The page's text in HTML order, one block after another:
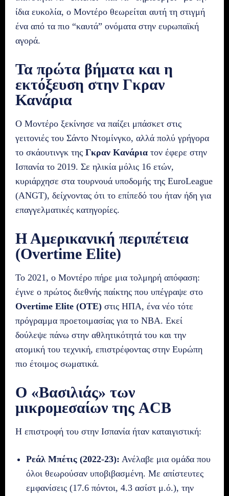
ίδια ευκολία, ο Μοντέρο θεωρείται αυτή τη στιγμή
ένα από τα πιο “καυτά” ονόματα στην ευρωπαϊκή
αγορά.
Τα πρώτα βήματα και η
εκτόξευση στην Γκραν
Κανάρια
Ο Μοντέρο ξεκίνησε να παίζει μπάσκετ στις
γειτονιές του Σάντο Ντομίνγκο, αλλά πολύ γρήγορα
το σκάουτινγκ της Γκραν Κανάρια τον έφερε στην
Ισπανία το 2019. Σε ηλικία μόλις 16 ετών,
κυριάρχησε στα τουρνουά υποδομής της EuroLeague
(ANGT), δείχνοντας ότι το επίπεδό του ήταν ήδη για
επαγγελματικές κατηγορίες.
Η Αμερικανική περιπέτεια
(Overtime Elite)
Το 2021, ο Μοντέρο πήρε μια τολμηρή απόφαση:
έγινε ο πρώτος διεθνής παίκτης που υπέγραψε στο
Overtime Elite (OTE) στις ΗΠΑ, ένα νέο τότε
πρόγραμμα προετοιμασίας για το NBA. Εκεί
δούλεψε πάνω στην αθλητικότητά του και την
ατομική του τεχνική, επιστρέφοντας στην Ευρώπη
πιο έτοιμος σωματικά.
Ο «Βασιλιάς» των
μικρομεσαίων της ACB
Η επιστροφή του στην Ισπανία ήταν καταιγιστική:
Ρεάλ Μπέτις (2022-23): Ανέλαβε μια ομάδα που
όλοι θεωρούσαν υποβιβασμένη. Με απίστευτες
εμφανίσεις (17.6 πόντοι, 4.3 ασίστ μ.ό.), την